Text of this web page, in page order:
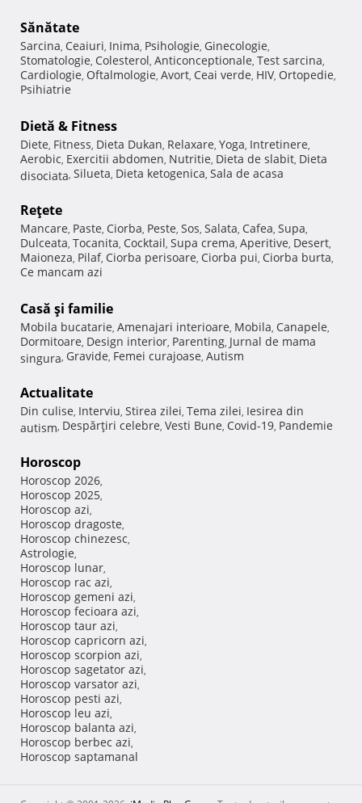
Sănătate
Sarcina, Ceaiuri, Inima, Psihologie, Ginecologie,
Stomatologie, Colesterol, Anticonceptionale, Test sarcina,
Cardiologie, Oftalmologie, Avort, Ceai verde, HIV, Ortopedie,
Psihiatrie
Dietă & Fitness
Diete, Fitness, Dieta Dukan, Relaxare, Yoga, Intretinere,
Aerobic, Exercitii abdomen, Nutritie, Dieta de slabit, Dieta
disociata, Silueta, Dieta ketogenica, Sala de acasa
Reţete
Mancare, Paste, Ciorba, Peste, Sos, Salata, Cafea, Supa,
Dulceata, Tocanita, Cocktail, Supa crema, Aperitive, Desert,
Maioneza, Pilaf, Ciorba perisoare, Ciorba pui, Ciorba burta,
Ce mancam azi
Casă şi familie
Mobila bucatarie, Amenajari interioare, Mobila, Canapele,
Dormitoare, Design interior, Parenting, Jurnal de mama
singura, Gravide, Femei curajoase, Autism
Actualitate
Din culise, Interviu, Stirea zilei, Tema zilei, Iesirea din
autism, Despărţiri celebre, Vesti Bune, Covid-19, Pandemie
Horoscop
Horoscop 2026,
Horoscop 2025,
Horoscop azi,
Horoscop dragoste,
Horoscop chinezesc,
Astrologie,
Horoscop lunar,
Horoscop rac azi,
Horoscop gemeni azi,
Horoscop fecioara azi,
Horoscop taur azi,
Horoscop capricorn azi,
Horoscop scorpion azi,
Horoscop sagetator azi,
Horoscop varsator azi,
Horoscop pesti azi,
Horoscop leu azi,
Horoscop balanta azi,
Horoscop berbec azi,
Horoscop saptamanal